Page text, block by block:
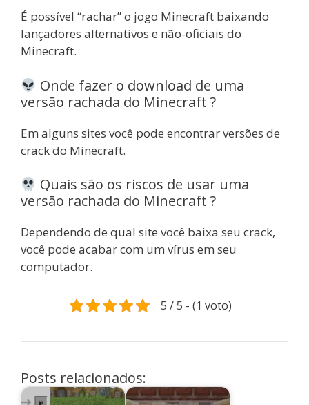
É possível “rachar” o jogo Minecraft baixando
lançadores alternativos e não-oficiais do
Minecraft.
Onde fazer o download de uma
versão rachada do Minecraft ?
Em alguns sites você pode encontrar versões de
crack do Minecraft.
Quais são os riscos de usar uma
versão rachada do Minecraft ?
Dependendo de qual site você baixa seu crack,
você pode acabar com um vírus em seu
computador.
5 / 5 - (1 voto)
Posts relacionados: